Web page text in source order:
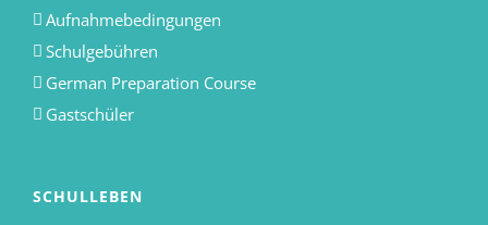
Aufnahmebedingungen
Schulgebühren
German Preparation Course
Gastschüler
SCHULLEBEN